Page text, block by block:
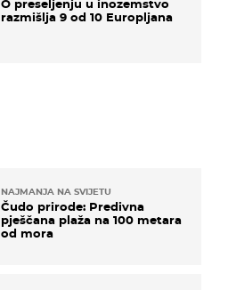
NAJMANJA NA SVIJETU
Čudo prirode: Predivna
pješčana plaža na 100 metara
od mora
O preseljenju u inozemstvo
razmišlja 9 od 10 Europljana